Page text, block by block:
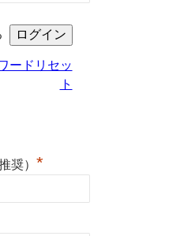
ードリセッ
ト
奨） *